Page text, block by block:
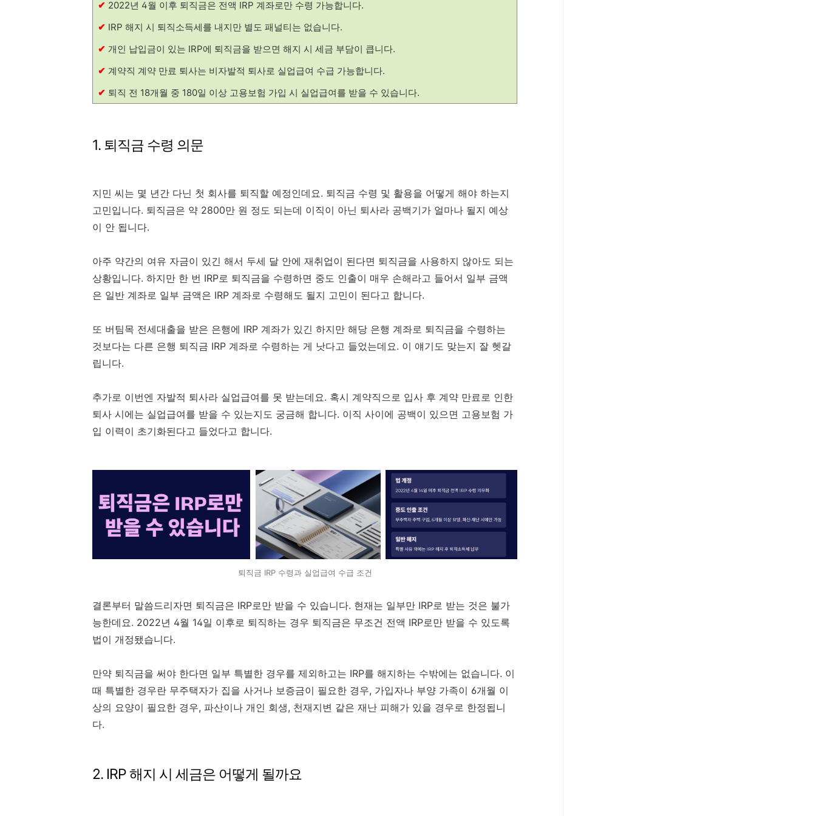
✔ 2022년 4월 이후 퇴직금은 전액 IRP 계좌로만 수령 가능합니다.
✔ IRP 해지 시 퇴직소득세를 내지만 별도 패널티는 없습니다.
✔ 개인 납입금이 있는 IRP에 퇴직금을 받으면 해지 시 세금 부담이 큽니다.
✔ 계약직 계약 만료 퇴사는 비자발적 퇴사로 실업급여 수급 가능합니다.
✔ 퇴직 전 18개월 중 180일 이상 고용보험 가입 시 실업급여를 받을 수 있습니다.
1. 퇴직금 수령 의문
지민 씨는 몇 년간 다닌 첫 회사를 퇴직할 예정인데요. 퇴직금 수령 및 활용을 어떻게 해야 하는지
고민입니다. 퇴직금은 약 2800만 원 정도 되는데 이직이 아닌 퇴사라 공백기가 얼마나 될지 예상
이 안 됩니다.
아주 약간의 여유 자금이 있긴 해서 두세 달 안에 재취업이 된다면 퇴직금을 사용하지 않아도 되는
상황입니다. 하지만 한 번 IRP로 퇴직금을 수령하면 중도 인출이 매우 손해라고 들어서 일부 금액
은 일반 계좌로 일부 금액은 IRP 계좌로 수령해도 될지 고민이 된다고 합니다.
또 버팀목 전세대출을 받은 은행에 IRP 계좌가 있긴 하지만 해당 은행 계좌로 퇴직금을 수령하는
것보다는 다른 은행 퇴직금 IRP 계좌로 수령하는 게 낫다고 들었는데요. 이 얘기도 맞는지 잘 헷갈
립니다.
추가로 이번엔 자발적 퇴사라 실업급여를 못 받는데요. 혹시 계약직으로 입사 후 계약 만료로 인한
퇴사 시에는 실업급여를 받을 수 있는지도 궁금해 합니다. 이직 사이에 공백이 있으면 고용보험 가
입 이력이 초기화된다고 들었다고 합니다.
퇴직금 IRP 수령과 실업급여 수급 조건
결론부터 말씀드리자면 퇴직금은 IRP로만 받을 수 있습니다. 현재는 일부만 IRP로 받는 것은 불가
능한데요. 2022년 4월 14일 이후로 퇴직하는 경우 퇴직금은 무조건 전액 IRP로만 받을 수 있도록
법이 개정됐습니다.
만약 퇴직금을 써야 한다면 일부 특별한 경우를 제외하고는 IRP를 해지하는 수밖에는 없습니다. 이
때 특별한 경우란 무주택자가 집을 사거나 보증금이 필요한 경우, 가입자나 부양 가족이 6개월 이
상의 요양이 필요한 경우, 파산이나 개인 회생, 천재지변 같은 재난 피해가 있을 경우로 한정됩니
다.
2. IRP 해지 시 세금은 어떻게 될까요